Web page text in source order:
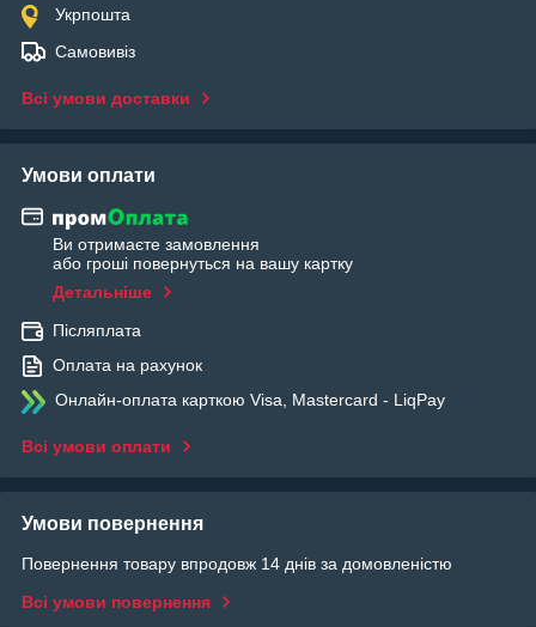
Укрпошта
Самовивіз
Всі умови доставки
Умови оплати
Ви отримаєте замовлення
або гроші повернуться на вашу картку
Детальніше
Післяплата
Оплата на рахунок
Онлайн-оплата карткою Visa, Mastercard - LiqPay
Всі умови оплати
Умови повернення
Повернення товару впродовж 14 днів за домовленістю
Всі умови повернення